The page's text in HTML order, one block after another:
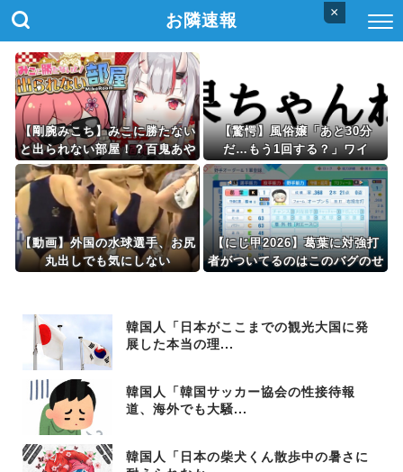
×
お隣速報
【剛腕みこち】みこに勝たない
と出られない部屋！？百鬼あや
めとの爆笑タイマン勝負が最高
すぎた件
【驚愕】風俗嬢「あと30分
だ…もう1回する？」ワイ
「あ、いいっす」wwww
【動画】外国の水球選手、お尻
丸出しでも気にしない
【にじ甲2026】葛葉に対強打
者がついてるのはこのバグのせ
韓国人「日本がここまでの観光大国に発
展した本当の理...
韓国人「韓国サッカー協会の性接待報
道、海外でも大騒...
韓国人「日本の柴犬くん散歩中の暑さに